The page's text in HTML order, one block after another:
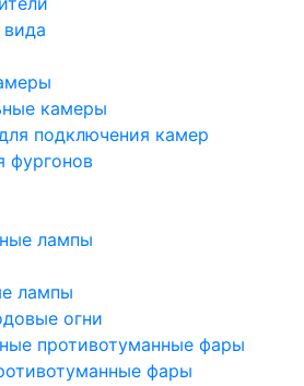
камеры
подключения камер
фургонов
лампы
лампы
огни
противотуманные фары
фары